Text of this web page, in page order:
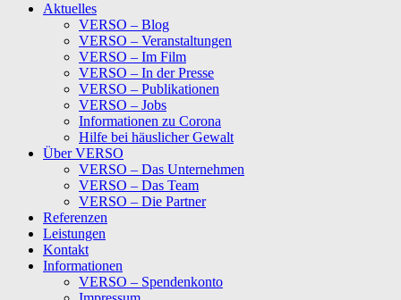
Aktuelles
VERSO – Blog
VERSO – Veranstaltungen
VERSO – Im Film
VERSO – In der Presse
VERSO – Publikationen
VERSO – Jobs
Informationen zu Corona
Hilfe bei häuslicher Gewalt
Über VERSO
VERSO – Das Unternehmen
VERSO – Das Team
VERSO – Die Partner
Referenzen
Leistungen
Kontakt
Informationen
VERSO – Spendenkonto